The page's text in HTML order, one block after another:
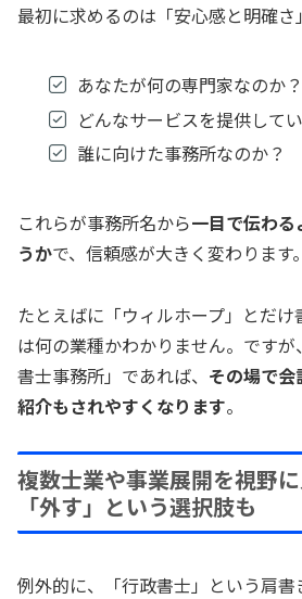
最初に求めるのは「安心感と明確さ
あなたが何の専門家なのか？
どんなサービスを提供して
誰に向けた事務所なのか？
これらが事務所名から一目で伝わ
うかで、信頼感が大きく変わります。
たとえばに「ウィルホープ」とだ
は何の業種かわかりません。です
書士事務所」であれば、 その場で会
紹介もされやすくなります。
複数士業や事業展開を視野
「外す」という選択肢も
例外的に、「行政書士」という肩